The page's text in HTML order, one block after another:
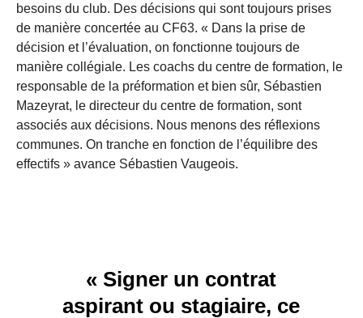
besoins du club. Des décisions qui sont toujours prises
de manière concertée au CF63. « Dans la prise de
décision et l’évaluation, on fonctionne toujours de
manière collégiale. Les coachs du centre de formation, le
responsable de la préformation et bien sûr, Sébastien
Mazeyrat, le directeur du centre de formation, sont
associés aux décisions. Nous menons des réflexions
communes. On tranche en fonction de l’équilibre des
effectifs » avance Sébastien Vaugeois.
« Signer un contrat
aspirant ou stagiaire, ce